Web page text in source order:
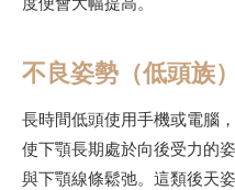
不良姿勢（低頭族）
長時間低頭使用手機或電腦
使下顎長期處於向後受力的
與下顎線條鬆弛。這類後天